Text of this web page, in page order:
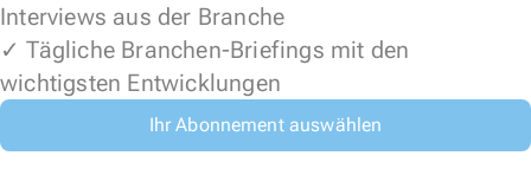
Interviews aus der Branche
✓ Tägliche Branchen-Briefings mit den
wichtigsten Entwicklungen
Ihr Abonnement auswählen